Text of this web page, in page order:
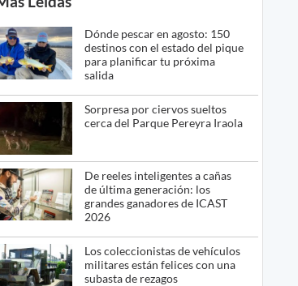
Dónde pescar en agosto: 150
destinos con el estado del pique
para planificar tu próxima
salida
Sorpresa por ciervos sueltos
cerca del Parque Pereyra Iraola
De reeles inteligentes a cañas
de última generación: los
grandes ganadores de ICAST
2026
Los coleccionistas de vehículos
militares están felices con una
subasta de rezagos